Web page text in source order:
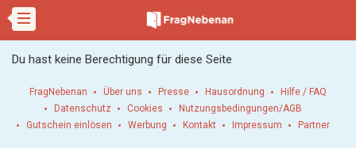
Du hast keine Berechtigung für diese Seite
FragNebenan Über uns Presse Hausordnung
Hilfe / FAQ
Datenschutz
Cookies
Nutzungsbedingungen/AGB
Gutschein einlösen
Werbung Kontakt Impressum Partner